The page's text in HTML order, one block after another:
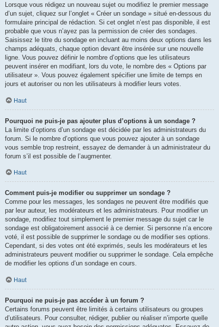
Lorsque vous rédigez un nouveau sujet ou modifiez le premier message
d’un sujet, cliquez sur l’onglet « Créer un sondage » situé en-dessous du
formulaire principal de rédaction. Si cet onglet n’est pas disponible, il est
probable que vous n’ayez pas la permission de créer des sondages.
Saisissez le titre du sondage en incluant au moins deux options dans les
champs adéquats, chaque option devant être insérée sur une nouvelle
ligne. Vous pouvez définir le nombre d’options que les utilisateurs
peuvent insérer en modifiant, lors du vote, le nombre des « Options par
utilisateur ». Vous pouvez également spécifier une limite de temps en
jours et autoriser ou non les utilisateurs à modifier leurs votes.
Haut
Pourquoi ne puis-je pas ajouter plus d’options à un sondage ?
La limite d’options d’un sondage est décidée par les administrateurs du
forum. Si le nombre d’options que vous pouvez ajouter à un sondage
vous semble trop restreint, essayez de demander à un administrateur du
forum s’il est possible de l’augmenter.
Haut
Comment puis-je modifier ou supprimer un sondage ?
Comme pour les messages, les sondages ne peuvent être modifiés que
par leur auteur, les modérateurs et les administrateurs. Pour modifier un
sondage, modifiez tout simplement le premier message du sujet car le
sondage est obligatoirement associé à ce dernier. Si personne n’a encore
voté, il est possible de supprimer le sondage ou de modifier ses options.
Cependant, si des votes ont été exprimés, seuls les modérateurs et les
administrateurs peuvent modifier ou supprimer le sondage. Cela empêche
de modifier les options d’un sondage en cours.
Haut
Pourquoi ne puis-je pas accéder à un forum ?
Certains forums peuvent être limités à certains utilisateurs ou groupes
d’utilisateurs. Pour consulter, rédiger, publier ou réaliser n’importe quelle